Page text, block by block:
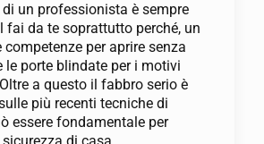
di un professionista è sempre
fai da te soprattutto perché, un
per aprire senza
le porte blindate per i motivi
a questo il fabbro serio è
più recenti tecniche di
essere fondamentale per